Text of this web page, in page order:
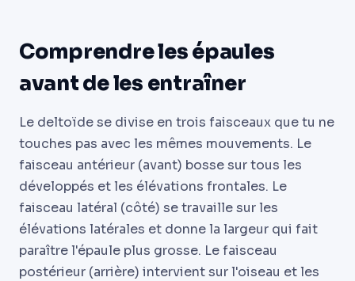
Comprendre les épaules
avant de les entraîner
Le deltoïde se divise en trois faisceaux que tu ne
touches pas avec les mêmes mouvements. Le
faisceau antérieur (avant) bosse sur tous les
développés et les élévations frontales. Le
faisceau latéral (côté) se travaille sur les
élévations latérales et donne la largeur qui fait
paraître l'épaule plus grosse. Le faisceau
postérieur (arrière) intervient sur l'oiseau et les